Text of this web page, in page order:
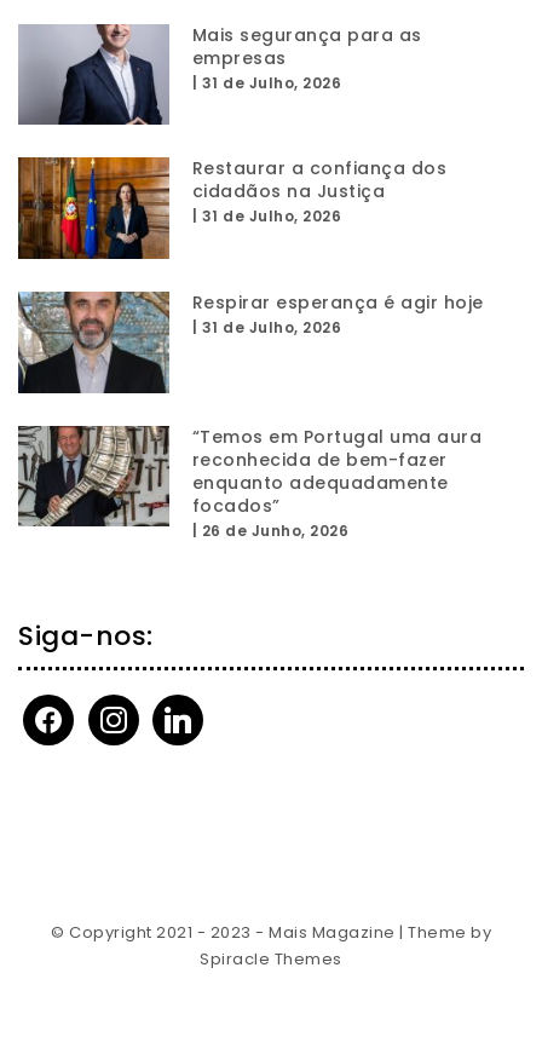
Mais segurança para as
empresas
31 de Julho, 2026
Restaurar a confiança dos
cidadãos na Justiça
31 de Julho, 2026
Respirar esperança é agir hoje
31 de Julho, 2026
“Temos em Portugal uma aura
reconhecida de bem-fazer
enquanto adequadamente
focados”
26 de Junho, 2026
Siga-nos:
facebookinstagramlinkedin
© Copyright 2021 - 2023 - Mais Magazine | Theme by
Spiracle Themes